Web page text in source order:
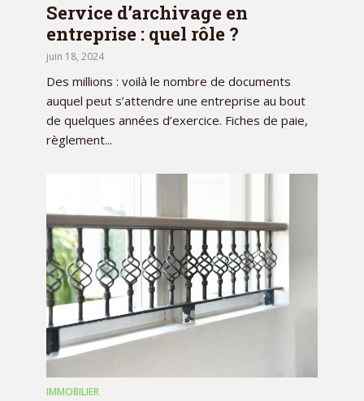
Service d’archivage en
entreprise : quel rôle ?
juin 18, 2024
Des millions : voilà le nombre de documents
auquel peut s’attendre une entreprise au bout
de quelques années d’exercice. Fiches de paie,
règlement...
IMMOBILIER